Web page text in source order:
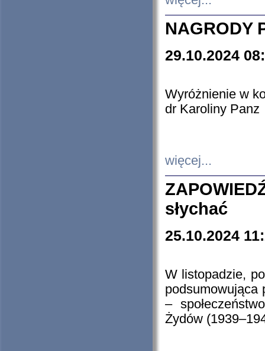
NAGRODY
29.10.2024
Wyróżnienie w
dr Karoliny Panz
więcej...
słychać
25.10.2024
W listopadzie,
podsumowująca
–
Żydów